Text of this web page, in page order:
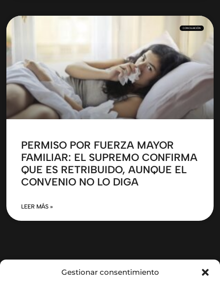
Gestionar consentimiento
CONCILIACIÓN
PERMISO POR FUERZA MAYOR
FAMILIAR: EL SUPREMO CONFIRMA
QUE ES RETRIBUIDO, AUNQUE EL
CONVENIO NO LO DIGA
LEER MÁS »